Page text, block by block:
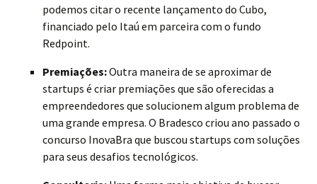
podemos citar o recente lançamento do Cubo,
financiado pelo Itaú em parceira com o fundo
Redpoint.
Premiações:Outra maneira de se aproximar de
startups é criar premiações que são oferecidas a
empreendedores que solucionem algum problema de
uma grande empresa. O Bradesco criou ano passado o
concurso InovaBra que buscou startups com soluções
para seus desafios tecnológicos.